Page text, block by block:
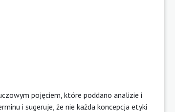
pojęciem, które poddano analizie i
i sugeruje, że nie każda koncepcja etyki